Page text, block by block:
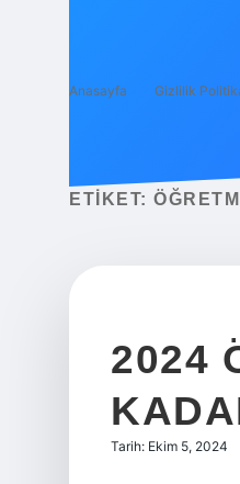
Anasayfa Gizlilik
ETIKET:
2024
Tarih: Ekim 5, 2024